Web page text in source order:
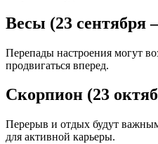
Весы (23 сентября
Перепады настроения могут
продвигаться вперед.
Скорпион (23
Перерыв и отдых будут
для активной карьеры.